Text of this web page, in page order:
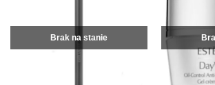
Brak na stanie